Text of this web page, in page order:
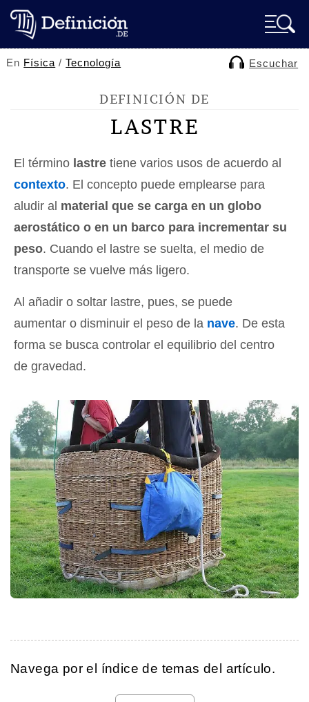
En Física /Tecnología Escuchar
DEFINICIÓN DE
LASTRE
El término lastre tiene varios usos de acuerdo al
contexto. El concepto puede emplearse para
aludir al material que se carga en un globo
aerostático o en un barco para incrementar su
peso. Cuando el lastre se suelta, el medio de
transporte se vuelve más ligero.
Al añadir o soltar lastre, pues, se puede
aumentar o disminuir el peso de la nave. De esta
forma se busca controlar el equilibrio del centro
de gravedad.
Navega por el índice de temas del artículo.